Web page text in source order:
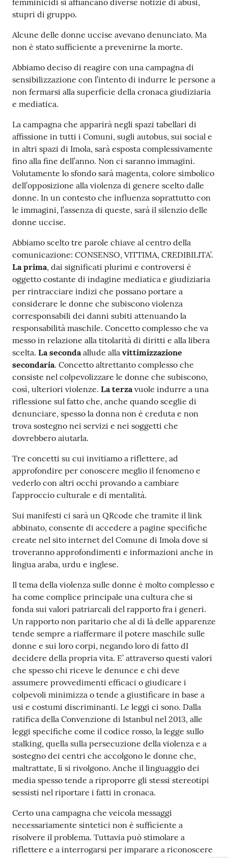
stupri di gruppo.
Alcune delle donne uccise avevano denunciato. Ma
non è stato sufficiente a prevenirne la morte.
Abbiamo deciso di reagire con una campagna di
sensibilizzazione con l’intento di indurre le persone a
non fermarsi alla superficie della cronaca giudiziaria
e mediatica.
La campagna che apparirà negli spazi tabellari di
affissione in tutti i Comuni, sugli autobus, sui social e
in altri spazi di Imola, sarà esposta complessivamente
fino alla fine dell’anno. Non ci saranno immagini.
Volutamente lo sfondo sarà magenta, colore simbolico
dell’opposizione alla violenza di genere scelto dalle
donne. In un contesto che influenza soprattutto con
le immagini, l’assenza di queste, sarà il silenzio delle
donne uccise.
Abbiamo scelto tre parole chiave al centro della
comunicazione: CONSENSO, VITTIMA, CREDIBILITA’.
La prima, dai significati plurimi e controversi è
oggetto costante di indagine mediatica e giudiziaria
per rintracciare indizi che possano portare a
considerare le donne che subiscono violenza
corresponsabili dei danni subiti attenuando la
responsabilità maschile. Concetto complesso che va
messo in relazione alla titolarità di diritti e alla libera
scelta. La seconda allude alla vittimizzazione
secondaria. Concetto altrettanto complesso che
consiste nel colpevolizzare le donne che subiscono,
così, ulteriori violenze. La terza vuole indurre a una
riflessione sul fatto che, anche quando sceglie di
denunciare, spesso la donna non è creduta e non
trova sostegno nei servizi e nei soggetti che
dovrebbero aiutarla.
Tre concetti su cui invitiamo a riflettere, ad
approfondire per conoscere meglio il fenomeno e
vederlo con altri occhi provando a cambiare
l’approccio culturale e di mentalità.
Sui manifesti ci sarà un QRcode che tramite il link
abbinato, consente di accedere a pagine specifiche
create nel sito internet del Comune di Imola dove si
troveranno approfondimenti e informazioni anche in
lingua araba, urdu e inglese.
Il tema della violenza sulle donne è molto complesso e
ha come complice principale una cultura che si
fonda sui valori patriarcali del rapporto fra i generi.
Un rapporto non paritario che al di là delle apparenze
tende sempre a riaffermare il potere maschile sulle
donne e sui loro corpi, negando loro di fatto dI
decidere della propria vita. E’ attraverso questi valori
che spesso chi riceve le denunce e chi deve
assumere provvedimenti efficaci o giudicare i
colpevoli minimizza o tende a giustificare in base a
usi e costumi discriminanti. Le leggi ci sono. Dalla
ratifica della Convenzione di Istanbul nel 2013, alle
leggi specifiche come il codice rosso, la legge sullo
stalking, quella sulla persecuzione della violenza e a
sostegno dei centri che accolgono le donne che,
maltrattate, lì si rivolgono. Anche il linguaggio dei
media spesso tende a riproporre gli stessi stereotipi
sessisti nel riportare i fatti in cronaca.
Certo una campagna che veicola messaggi
necessariamente sintetici non è sufficiente a
risolvere il problema. Tuttavia può stimolare a
riflettere e a interrogarsi per imparare a riconoscere